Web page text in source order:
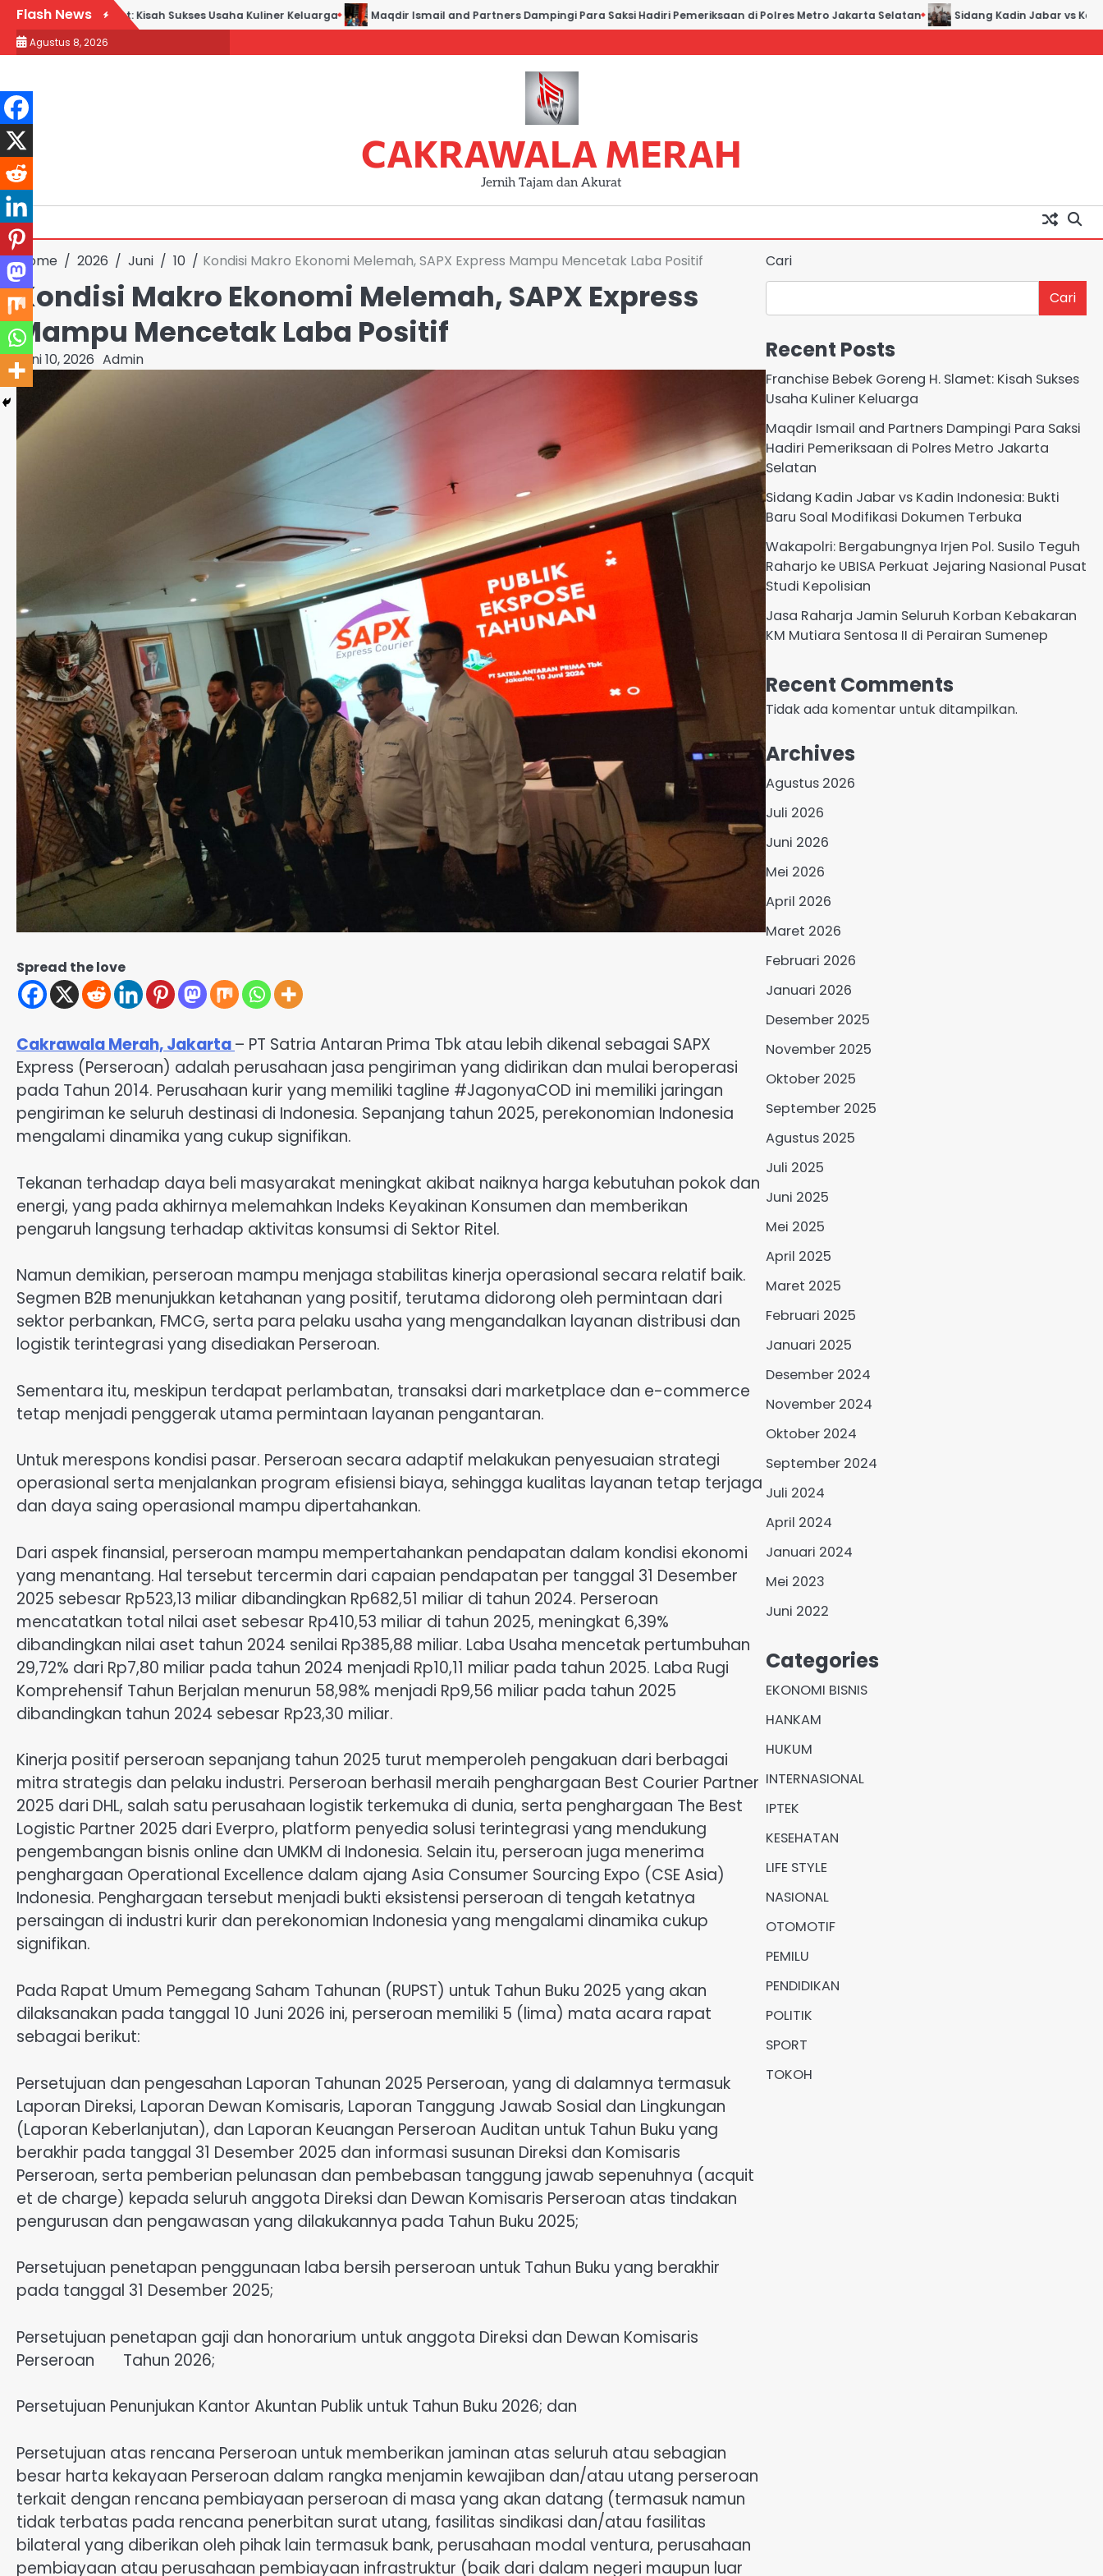
Skip
content
Flash News
Goreng H. Slamet: Kisah Sukses Usaha Kuliner Keluarga Maqdir Ismail and Partners Dampingi Para Saksi Hadiri Pemeriksaan di Polres Metro Jakarta Selatan Sidang Kadin Jabar vs Kadin
Agustus 8, 2026
CAKRAWALA MERAH
Jernih Tajam dan Akurat
Home 2026 Juni 10 Kondisi Makro Ekonomi Melemah, SAPX Express Mampu Mencetak Laba Positif
Kondisi Makro Ekonomi Melemah, SAPX Express
Mampu Mencetak Laba Positif
Juni 10, 2026 Admin
Spread the love
Cakrawala Merah, Jakarta– PT Satria Antaran Prima Tbk atau lebih dikenal sebagai SAPX
Express (Perseroan) adalah perusahaan jasa pengiriman yang didirikan dan mulai beroperasi
pada Tahun 2014. Perusahaan kurir yang memiliki tagline #JagonyaCOD ini memiliki jaringan
pengiriman ke seluruh destinasi di Indonesia. Sepanjang tahun 2025, perekonomian Indonesia
mengalami dinamika yang cukup signifikan.
Tekanan terhadap daya beli masyarakat meningkat akibat naiknya harga kebutuhan pokok dan
energi, yang pada akhirnya melemahkan Indeks Keyakinan Konsumen dan memberikan
pengaruh langsung terhadap aktivitas konsumsi di Sektor Ritel.
Namun demikian, perseroan mampu menjaga stabilitas kinerja operasional secara relatif baik.
Segmen B2B menunjukkan ketahanan yang positif, terutama didorong oleh permintaan dari
sektor perbankan, FMCG, serta para pelaku usaha yang mengandalkan layanan distribusi dan
logistik terintegrasi yang disediakan Perseroan.
Sementara itu, meskipun terdapat perlambatan, transaksi dari marketplace dan e-commerce
tetap menjadi penggerak utama permintaan layanan pengantaran.
Untuk merespons kondisi pasar. Perseroan secara adaptif melakukan penyesuaian strategi
operasional serta menjalankan program efisiensi biaya, sehingga kualitas layanan tetap terjaga
dan daya saing operasional mampu dipertahankan.
Dari aspek finansial, perseroan mampu mempertahankan pendapatan dalam kondisi ekonomi
yang menantang. Hal tersebut tercermin dari capaian pendapatan per tanggal 31 Desember
2025 sebesar Rp523,13 miliar dibandingkan Rp682,51 miliar di tahun 2024. Perseroan
mencatatkan total nilai aset sebesar Rp410,53 miliar di tahun 2025, meningkat 6,39%
dibandingkan nilai aset tahun 2024 senilai Rp385,88 miliar. Laba Usaha mencetak pertumbuhan
29,72% dari Rp7,80 miliar pada tahun 2024 menjadi Rp10,11 miliar pada tahun 2025. Laba Rugi
Komprehensif Tahun Berjalan menurun 58,98% menjadi Rp9,56 miliar pada tahun 2025
dibandingkan tahun 2024 sebesar Rp23,30 miliar.
Kinerja positif perseroan sepanjang tahun 2025 turut memperoleh pengakuan dari berbagai
mitra strategis dan pelaku industri. Perseroan berhasil meraih penghargaan Best Courier Partner
2025 dari DHL, salah satu perusahaan logistik terkemuka di dunia, serta penghargaan The Best
Logistic Partner 2025 dari Everpro, platform penyedia solusi terintegrasi yang mendukung
pengembangan bisnis online dan UMKM di Indonesia. Selain itu, perseroan juga menerima
penghargaan Operational Excellence dalam ajang Asia Consumer Sourcing Expo (CSE Asia)
Indonesia. Penghargaan tersebut menjadi bukti eksistensi perseroan di tengah ketatnya
persaingan di industri kurir dan perekonomian Indonesia yang mengalami dinamika cukup
signifikan.
Pada Rapat Umum Pemegang Saham Tahunan (RUPST) untuk Tahun Buku 2025 yang akan
dilaksanakan pada tanggal 10 Juni 2026 ini, perseroan memiliki 5 (lima) mata acara rapat
sebagai berikut:
Persetujuan dan pengesahan Laporan Tahunan 2025 Perseroan, yang di dalamnya termasuk
Laporan Direksi, Laporan Dewan Komisaris, Laporan Tanggung Jawab Sosial dan Lingkungan
(Laporan Keberlanjutan), dan Laporan Keuangan Perseroan Auditan untuk Tahun Buku yang
berakhir pada tanggal 31 Desember 2025 dan informasi susunan Direksi dan Komisaris
Perseroan, serta pemberian pelunasan dan pembebasan tanggung jawab sepenuhnya (acquit
et de charge) kepada seluruh anggota Direksi dan Dewan Komisaris Perseroan atas tindakan
pengurusan dan pengawasan yang dilakukannya pada Tahun Buku 2025;
Persetujuan penetapan penggunaan laba bersih perseroan untuk Tahun Buku yang berakhir
pada tanggal 31 Desember 2025;
Persetujuan penetapan gaji dan honorarium untuk anggota Direksi dan Dewan Komisaris
Perseroan Tahun 2026;
Persetujuan Penunjukan Kantor Akuntan Publik untuk Tahun Buku 2026; dan
Persetujuan atas rencana Perseroan untuk memberikan jaminan atas seluruh atau sebagian
besar harta kekayaan Perseroan dalam rangka menjamin kewajiban dan/atau utang perseroan
terkait dengan rencana pembiayaan perseroan di masa yang akan datang (termasuk namun
tidak terbatas pada rencana penerbitan surat utang, fasilitas sindikasi dan/atau fasilitas
bilateral yang diberikan oleh pihak lain termasuk bank, perusahaan modal ventura, perusahaan
pembiayaan atau perusahaan pembiayaan infrastruktur (baik dari dalam negeri maupun luar
Cari
Cari
Recent Posts
Franchise Bebek Goreng H. Slamet: Kisah Sukses
Usaha Kuliner Keluarga
Maqdir Ismail and Partners Dampingi Para Saksi
Hadiri Pemeriksaan di Polres Metro Jakarta
Selatan
Sidang Kadin Jabar vs Kadin Indonesia: Bukti
Baru Soal Modifikasi Dokumen Terbuka
Wakapolri: Bergabungnya Irjen Pol. Susilo Teguh
Raharjo ke UBISA Perkuat Jejaring Nasional Pusat
Studi Kepolisian
Jasa Raharja Jamin Seluruh Korban Kebakaran
KM Mutiara Sentosa II di Perairan Sumenep
Recent Comments
Tidak ada komentar untuk ditampilkan.
Archives
Agustus 2026
Juli 2026
Juni 2026
Mei 2026
April 2026
Maret 2026
Februari 2026
Januari 2026
Desember 2025
November 2025
Oktober 2025
September 2025
Agustus 2025
Juli 2025
Juni 2025
Mei 2025
April 2025
Maret 2025
Februari 2025
Januari 2025
Desember 2024
November 2024
Oktober 2024
September 2024
Juli 2024
April 2024
Januari 2024
Mei 2023
Juni 2022
Categories
EKONOMI BISNIS
HANKAM
HUKUM
INTERNASIONAL
IPTEK
KESEHATAN
LIFE STYLE
NASIONAL
OTOMOTIF
PEMILU
PENDIDIKAN
POLITIK
SPORT
TOKOH